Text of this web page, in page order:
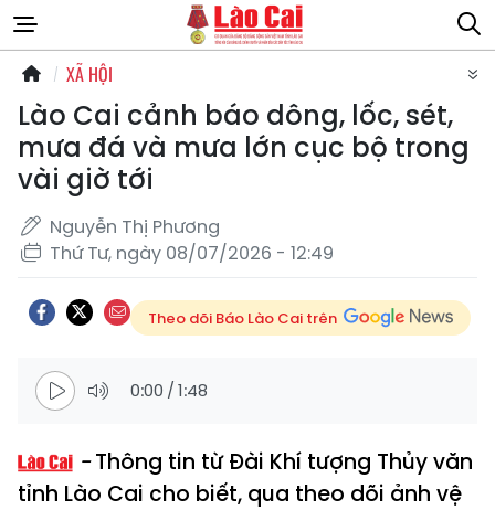
XÃ HỘI
Lào Cai cảnh báo dông, lốc, sét,
mưa đá và mưa lớn cục bộ trong
vài giờ tới
Nguyễn Thị Phương
Thứ Tư, ngày 08/07/2026 - 12:49
Theo dõi Báo Lào Cai trên
0:00 /1:48
Thông tin từ Đài Khí tượng Thủy văn
tỉnh Lào Cai cho biết, qua theo dõi ảnh vệ